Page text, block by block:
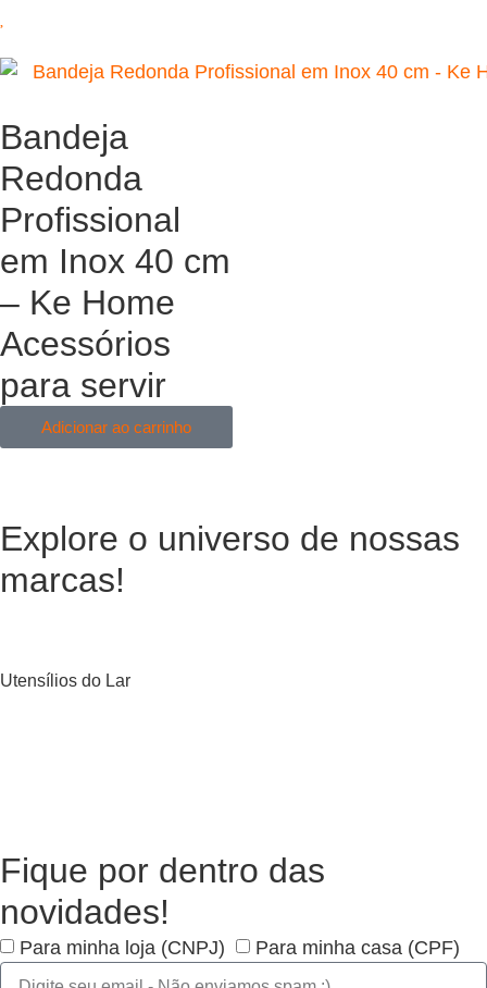
Bandeja
Redonda
Profissional
em Inox 40 cm
– Ke Home
Acessórios
para servir
Adicionar ao carrinho
Explore o universo de nossas
marcas!
Utensílios do Lar
Fique por dentro das
novidades!
Para minha loja (CNPJ) Para minha casa (CPF)